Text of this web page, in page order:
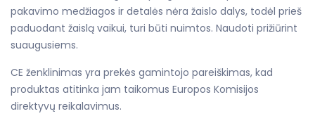
pakavimo medžiagos ir detalės nėra žaislo dalys, todėl prieš
paduodant žaislą vaikui, turi būti nuimtos. Naudoti prižiūrint
suaugusiems.
CE ženklinimas yra prekės gamintojo pareiškimas, kad
produktas atitinka jam taikomus Europos Komisijos
direktyvų reikalavimus.